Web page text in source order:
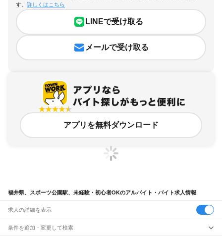
す。 詳しくはこちら
LINEで受け取る
メールで受け取る
アプリを無料ダウンロード
福井県、スポーツ公園駅、未経験・初心者OKのアルバイト・バイト求人情報
求人の詳細を表示
条件を追加・変更して検索